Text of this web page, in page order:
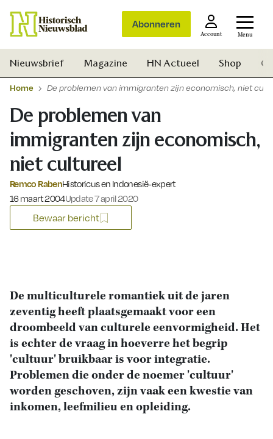
Abonneren
Account Menu
Nieuwsbrief Magazine HN Actueel Shop
Home De problemen van immigranten zijn economisch, niet
De problemen van
immigranten zijn economisch,
niet cultureel
Remco RabenHistoricus en Indonesië-expert
Gepubliceerd op:
16 maart 2004Update 7 april 2020
Bewaar bericht
De multiculturele romantiek uit de jaren
zeventig heeft plaatsgemaakt voor een
droombeeld van culturele eenvormigheid. Het
is echter de vraag in hoeverre het begrip
'cultuur' bruikbaar is voor integratie.
Problemen die onder de noemer 'cultuur'
worden geschoven, zijn vaak een kwestie van
inkomen, leefmilieu en opleiding.